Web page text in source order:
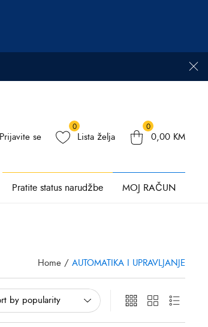
Prijavite se
0
Lista želja
0
0,00 KM
Pratite status narudžbe MOJ RAČUN
Home / AUTOMATIKA I UPRAVLJANJE